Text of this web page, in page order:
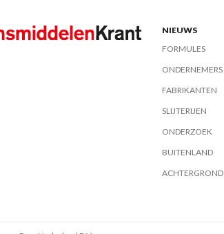
NIEUWS
FORMULES
ONDERNEMERS
FABRIKANTEN
SLIJTERIJEN
ONDERZOEK
BUITENLAND
ACHTERGROND